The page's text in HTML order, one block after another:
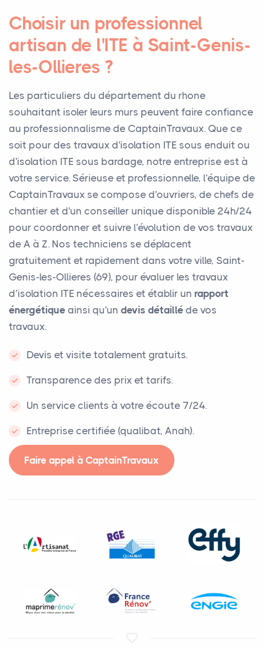
Choisir un professionnel
artisan de l'ITE à Saint-Genis-
les-Ollieres ?
Les particuliers du département du rhone
souhaitant isoler leurs murs peuvent faire confiance
au professionnalisme de CaptainTravaux. Que ce
soit pour des travaux d'isolation ITE sous enduit ou
d'isolation ITE sous bardage, notre entreprise est à
votre service. Sérieuse et professionnelle, l'équipe de
CaptainTravaux se compose d'ouvriers, de chefs de
chantier et d'un conseiller unique disponible 24h/24
pour coordonner et suivre l'évolution de vos travaux
de A à Z. Nos techniciens se déplacent
gratuitement et rapidement dans votre ville, Saint-
Genis-les-Ollieres (69), pour évaluer les travaux
d’isolation ITE nécessaires et établir un rapport
énergétique ainsi qu'un devis détaillé de vos
travaux.
Devis et visite totalement gratuits.
Transparence des prix et tarifs.
Un service clients à votre écoute 7/24.
Entreprise certifiée (qualibat, Anah).
Faire appel à CaptainTravaux